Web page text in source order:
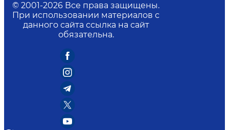
© 2001-2026 Все права защищены.
При использовании материалов с
данного сайта ссылка на сайт
обязательна.